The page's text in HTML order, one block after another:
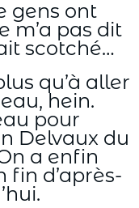
gens ont
m’a pas dit
scotché…
qu’à aller
hein.
pour
Delvaux du
a enfin
d’après-